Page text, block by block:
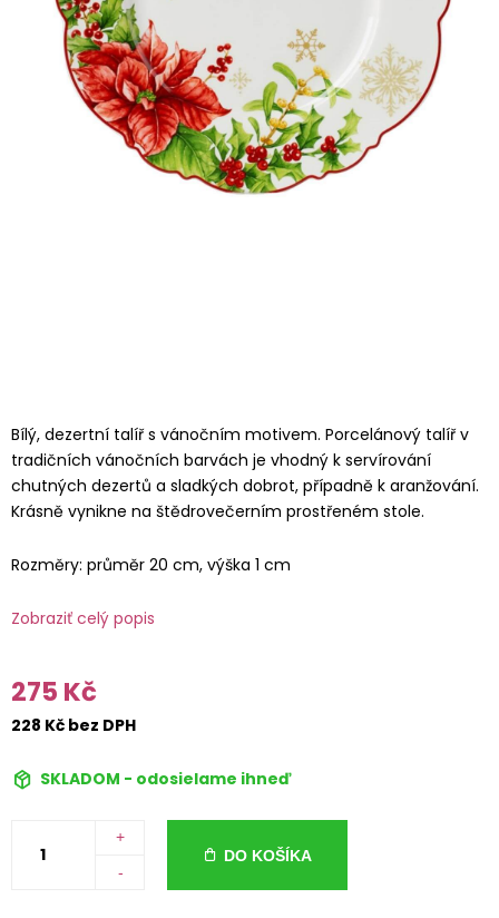
Bílý, dezertní talíř s vánočním motivem. Porcelánový talíř v
tradičních vánočních barvách je vhodný k servírování
chutných dezertů a sladkých dobrot, případně k aranžování.
Krásně vynikne na štědrovečerním prostřeném stole.
Rozměry: průměr 20 cm, výška 1 cm
Zobraziť celý popis
275 Kč
228 Kč bez DPH
SKLADOM - odosielame ihneď
+
-
DO KOŠÍKA